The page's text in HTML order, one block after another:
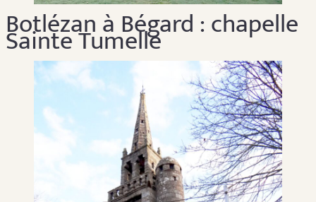
Botlézan à Bégard : chapelle
Sainte Tumelle